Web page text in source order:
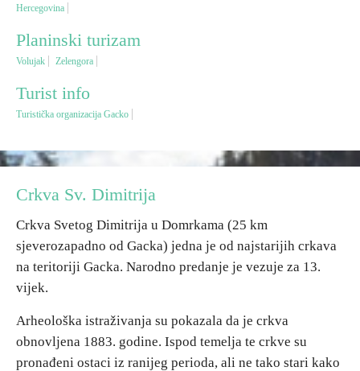
Seoski turizam
Omladinski turizam
Spisak destinacija
Mapa destinacija
Manifestacije
Hercegovina
Planinski turizam
Volujak Zelengora
Turist info
Turistička organizacija Gacko
Crkva Sv. Dimitrija
Crkva Svetog Dimitrija u Domrkama (25 km
sjeverozapadno od Gacka) jedna je od najstarijih crkava
na teritoriji Gacka. Narodno predanje je vezuje za 13.
vijek.
Arheološka istraživanja su pokazala da je crkva
obnovljena 1883. godine. Ispod temelja te crkve su
pronađeni ostaci iz ranijeg perioda, ali ne tako stari kako